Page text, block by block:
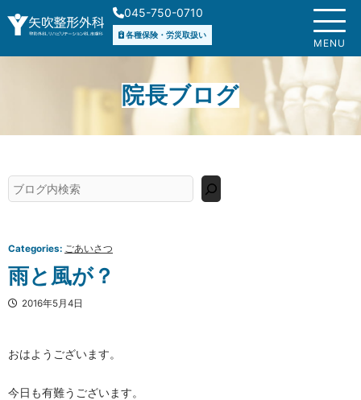
容
ス
045-750-0710
各種保険・労災取扱い
MENU
院長ブログ
検
索
Categories: ごあいさつ
雨と風が？
2016年5月4日
おはようございます。
今日も有難うございます。